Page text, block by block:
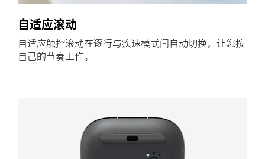
自适应滚动
自适应触控滚动在逐行与疾速模式间自动切换，让您按
自己的节奏工作。